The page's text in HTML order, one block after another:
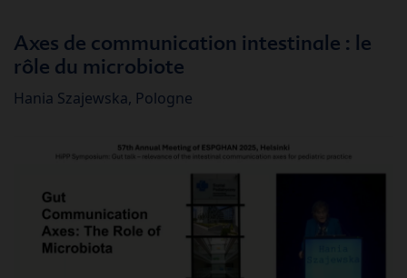
Axes de communication intestinale : le
rôle du microbiote
Hania Szajewska, Pologne